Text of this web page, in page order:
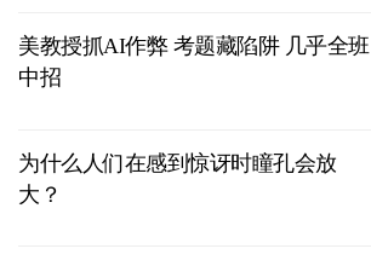
美教授抓AI作弊 考题藏陷阱 几乎全班
中招
为什么人们在感到惊讶时瞳孔会放
大？